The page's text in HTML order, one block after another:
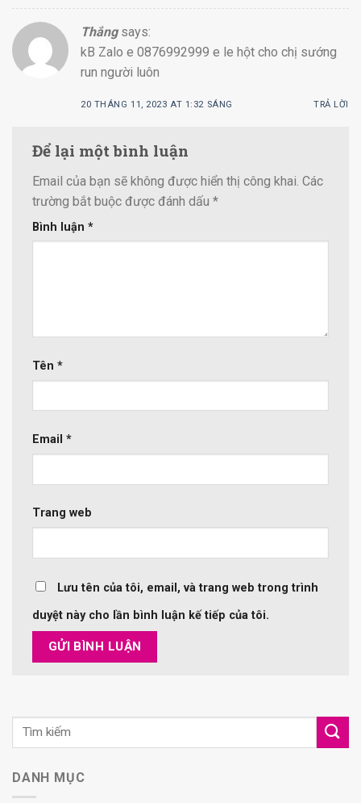
Thắng says:
kB Zalo e 0876992999 e le hột cho chị sướng
run người luôn
20 THÁNG 11, 2023 AT 1:32 SÁNG TRẢ LỜI
Để lại một bình luận
Email của bạn sẽ không được hiển thị công khai. Các
trường bắt buộc được đánh dấu *
Bình luận *
Tên *
Email *
Trang web
Lưu tên của tôi, email, và trang web trong trình
duyệt này cho lần bình luận kế tiếp của tôi.
DANH MỤC